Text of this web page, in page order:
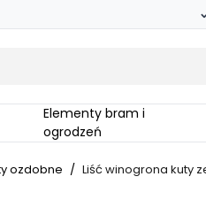
Elementy bram i
ogrodzeń
ozdobne / Liść winogrona kuty